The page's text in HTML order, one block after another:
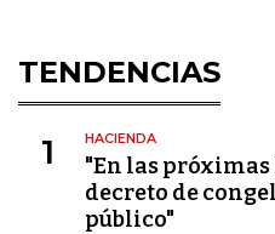
TENDENCIAS
1 HACIENDA
"En las
decreto de
público"